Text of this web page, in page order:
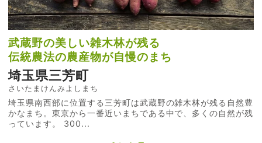
武蔵野の美しい雑木林が残る
伝統農法の農産物が自慢のまち
埼玉県三芳町
さいたまけんみよしまち
埼玉県南西部に位置する三芳町は武蔵野の雑木林が残る自然豊
かなまち。東京から一番近いまちである中で、多くの自然が残
っています。 300...